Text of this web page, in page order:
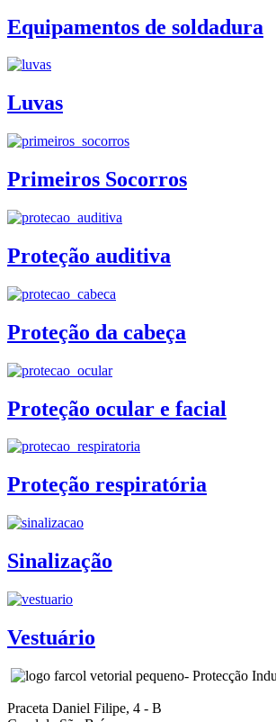
Equipamentos de soldadura
Luvas
Primeiros Socorros
Proteção auditiva
Proteção da cabeça
Proteção ocular e facial
Proteção respiratória
Sinalização
Vestuário
- Protecção
Praceta Daniel Filipe, 4 - B